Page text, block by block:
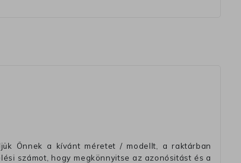
Önnek a kívánt méretet / modellt, a raktárban
számot, hogy megkönnyitse az azonósitást és a